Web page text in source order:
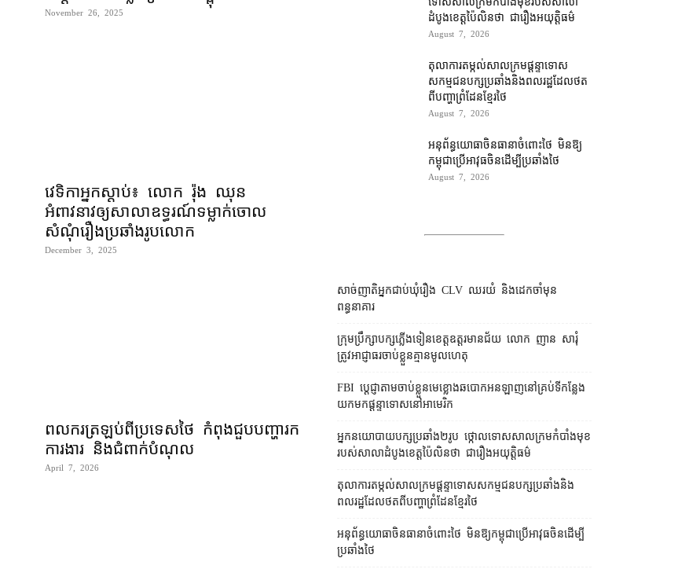
November 26, 2025
វេទិកាអ្នកស្ដាប់៖ លោក រ៉ុង ឈុន
អំពាវនាវ​ឲ្យ​សាលាឧទ្ធរណ៍​ទម្លាក់​ចោល​
សំណុំ​រឿង​ប្រឆាំង​រូបលោក
December 3, 2025
ពលករត្រឡប់ពីប្រទេសថៃ កំពុងជួបបញ្ហារក
ការងារ និងជំពាក់បំណុល
April 7, 2026
ដំបូង​ខេត្ត​ប៉ៃលិន​ថា ជា​រឿង​អយុត្តិធម៌
August 7, 2026
តុលាការ​តម្កល់​សាលក្រម​ផ្ដន្ទាទោស​
សកម្មជន​បក្ស​ប្រឆាំង​និង​ពលរដ្ឋ​ដែល​ថត​
ពី​បញ្ហា​ព្រំដែន​ខ្មែរ​ថៃ
August 7, 2026
អនុព័ន្ធយោធា​ចិន​ធានា​ចំពោះ​ថៃ មិន​ឱ្យ​
កម្ពុជា​ប្រើ​អាវុធ​ចិន​ដើម្បី​ប្រឆាំង​ថៃ ​
August 7, 2026
សាច់ញាតិអ្នកជាប់ឃុំរឿង CLV ឈរយំ និងដេកចាំមុន
ពន្ធនាគារ
ក្រុមប្រឹក្សា​បក្ស​ភ្លើងទៀន​ខេត្ត​ឧត្ដរមានជ័យ លោក ញាន សារុំ
ត្រូវ​អាជ្ញាធរ​ចាប់ខ្លួន​គ្មាន​មូលហេតុ
FBI ប្ដេជ្ញា​តាម​ចាប់ខ្លួន​មេខ្លោង​ឆបោក​អនឡាញ​នៅ​គ្រប់​ទីកន្លែង​
យក​មក​ផ្ដន្ទាទោស​នៅ​អាមេរិក
អ្នកនយោបាយ​បក្ស​ប្រឆាំង​២​រូប ថ្កោលទោស​សាលក្រម​កំបាំងមុខ​
របស់​សាលាដំបូង​ខេត្ត​ប៉ៃលិន​ថា ជា​រឿង​អយុត្តិធម៌
តុលាការ​តម្កល់​សាលក្រម​ផ្ដន្ទាទោស​សកម្មជន​បក្ស​ប្រឆាំង​និង​
ពលរដ្ឋ​ដែល​ថត​ពី​បញ្ហា​ព្រំដែន​ខ្មែរ​ថៃ
អនុព័ន្ធយោធា​ចិន​ធានា​ចំពោះ​ថៃ មិន​ឱ្យ​កម្ពុជា​ប្រើ​អាវុធ​ចិន​ដើម្បី​
ប្រឆាំង​ថៃ ​